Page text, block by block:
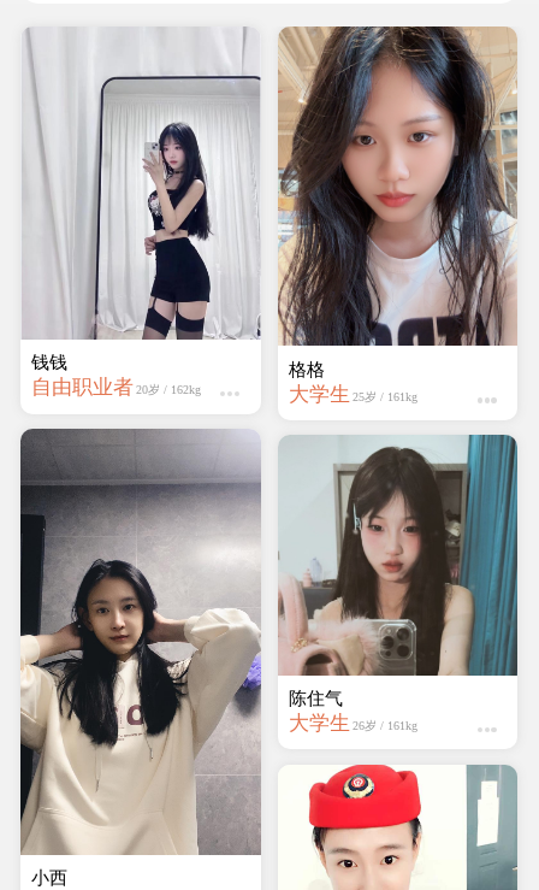
钱钱
自由职业者 20岁 / 162kg
小西
懒猫
学生 25岁 / 165kg
迷人的妖精
学生